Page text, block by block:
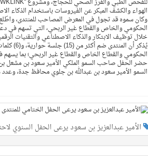
الهواء والكشف المبكر عن الفيروسات باستخدام الذكاء
وكان سموه قد تجول في المعرض المصاحب للمنتدى،
الحكومي والخاص والقطاع غير الربحي، التي تسهم في
خلال توظيف الابتكار والذكاء الاصطناعي والتقنيات
الحكومي والقطاع الخاص والقطاع غير الربحي؛ بما
حضر الحفل صاحب السمو الملكي الأمير سعود بن مشعل بن
السمو الأمير سعود بن عبدالله بن جلوي محافظ جدة،
الأمير عبدالعزيز بن سعود يرعى الحفل السنوي لاحتفاء